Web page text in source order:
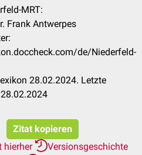
MRT:
Frank Antwerpes
de/Niederfeld-
28.02.2024. Letzte
Zitat kopieren
hierher
Versionsgeschichte